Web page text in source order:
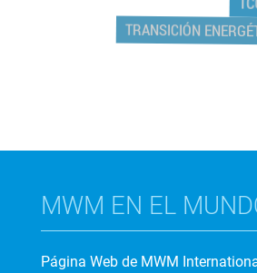
TRANSICIÓN
MWM EN EL
Página Web de MWM